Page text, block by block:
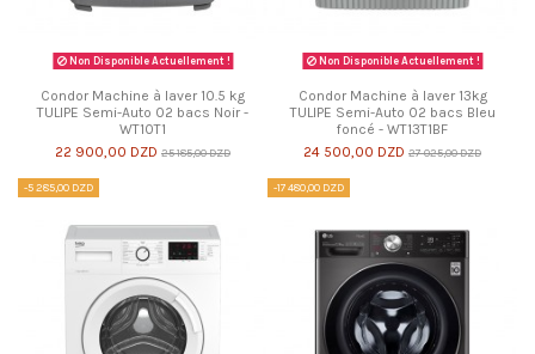
Non Disponible Actuellement !
Condor Machine à laver 10.5 kg
TULIPE Semi-Auto 02 bacs Noir -
WT10T1
22 900,00 DZD 25 185,00 DZD
Non Disponible Actuellement !
Condor Machine à laver 13kg
TULIPE Semi-Auto 02 bacs Bleu
foncé - WT13T1BF
24 500,00 DZD 27 025,00 DZD
-5 285,00 DZD -17 480,00 DZD